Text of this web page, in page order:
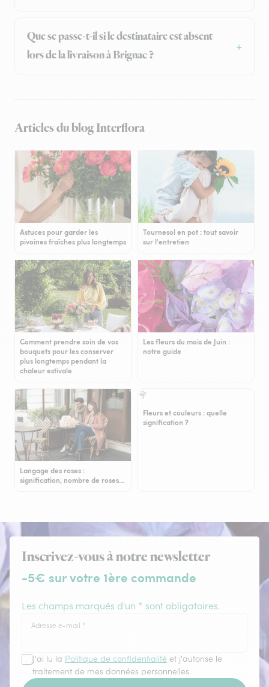
Que se passe-t-il si le destinataire est absent
lors de la livraison à Brignac ?
Articles du blog Interflora
Astuces pour garder les
pivoines fraîches plus longtemps
Tournesol en pot : tout savoir
sur l'entretien
Comment prendre soin de vos
bouquets pour les conserver
plus longtemps pendant la
chaleur estivale
Les fleurs du mois de Juin :
notre guide
Langage des roses :
signification, nombre de roses…
Fleurs et couleurs : quelle
signification ?
Inscrivez-vous à notre newsletter
-5€ sur votre 1ère commande
Les champs marqués d'un * sont obligatoires.
Adresse e-mail *
J'ai lu la Politique de confidentialité et j'autorise le
traitement de mes données personnelles.